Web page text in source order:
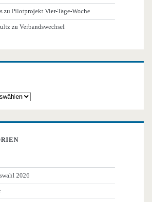
zuPilotprojekt Vier-Tage-Woche
zuVerbandswechsel
2026